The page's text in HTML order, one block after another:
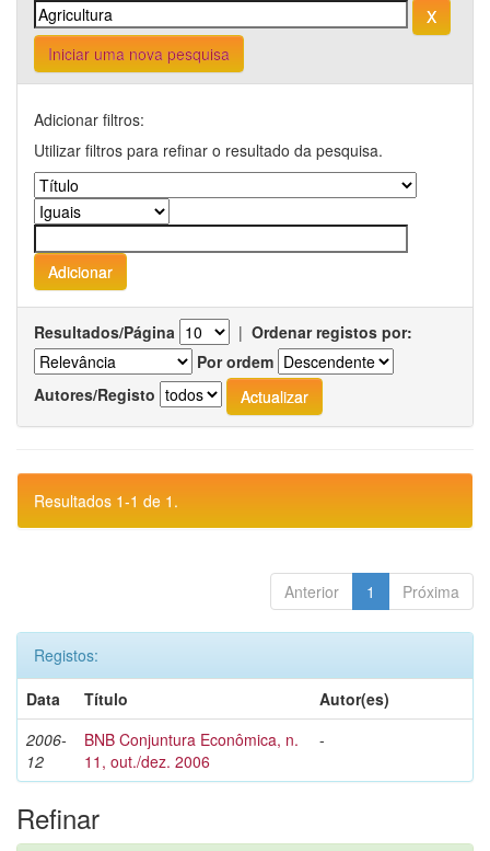
Iniciar uma nova pesquisa
Adicionar filtros:
Utilizar filtros para refinar o resultado da pesquisa.
Resultados/Página | Ordenar registos por:
Por ordem
Autores/Registo
Resultados 1-1 de 1.
Anterior 1 Próxima
Registos:
Data
Título
Autor(es)
2006-
12
BNB Conjuntura Econômica, n.
11, out./dez. 2006
-
Refinar